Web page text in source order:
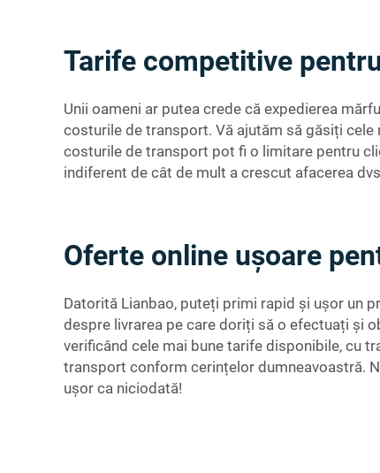
Tarife competitive
Unii oameni ar putea crede că expedierea
costurile de transport. Vă ajutăm să găsiți
costurile de transport pot fi o limitare pentru
indiferent de cât de mult a crescut afacerea
Oferte online ușoare
Datorită Lianbao, puteți primi rapid și ușor un
despre livrarea pe care doriți să o efectuați și
verificând cele mai bune tarife disponibile, cu
transport conform cerințelor dumneavoastră.
ușor ca niciodată!